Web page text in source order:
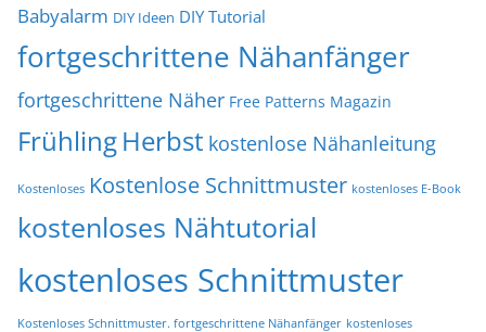
Babyalarm DIY Ideen DIY Tutorial
fortgeschrittene Nähanfänger
fortgeschrittene Näher Free Patterns Magazin
FrühlingHerbst kostenlose Nähanleitung
Kostenloses Kostenlose Schnittmuster kostenloses E-Book
kostenloses Nähtutorial
kostenloses Schnittmuster
Kostenloses Schnittmuster. fortgeschrittene Nähanfänger kostenloses